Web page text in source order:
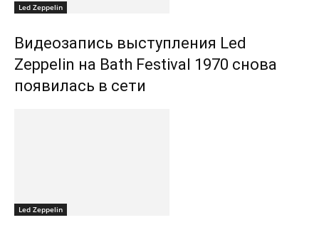
Led Zeppelin
Видеозапись выступления Led
Zeppelin на Bath Festival 1970 снова
появилась в сети
Led Zeppelin